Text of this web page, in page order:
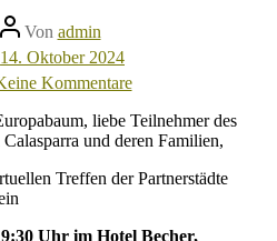
Beitragsautor
Von admin
14. Oktober 2024
Kommentarezu
Einladung
zu
den
2024
liebe Teilnehmer des
und deren Familien,
Treffen der Partnerstädte
Uhr im Hotel Becher,